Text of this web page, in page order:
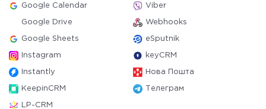
Google Calendar Viber
Google Drive Webhooks
Google Sheets eSputnik
Instagram keyCRM
Instantly Нова Пошта
KeepinCRM Телеграм
LP-CRM